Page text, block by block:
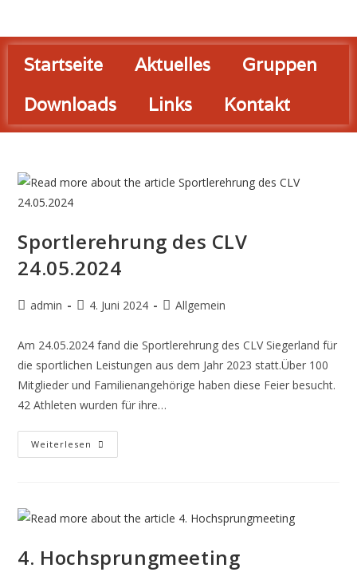
Startseite Aktuelles
Gruppen
Downloads
Links Kontakt
Sportlerehrung des CLV
24.05.2024
admin 4. Juni 2024 Allgemein
Am 24.05.2024 fand die Sportlerehrung des CLV Siegerland für
die sportlichen Leistungen aus dem Jahr 2023 statt.Über 100
Mitglieder und Familienangehörige haben diese Feier besucht.
42 Athleten wurden für ihre…
Weiterlesen
4. Hochsprungmeeting